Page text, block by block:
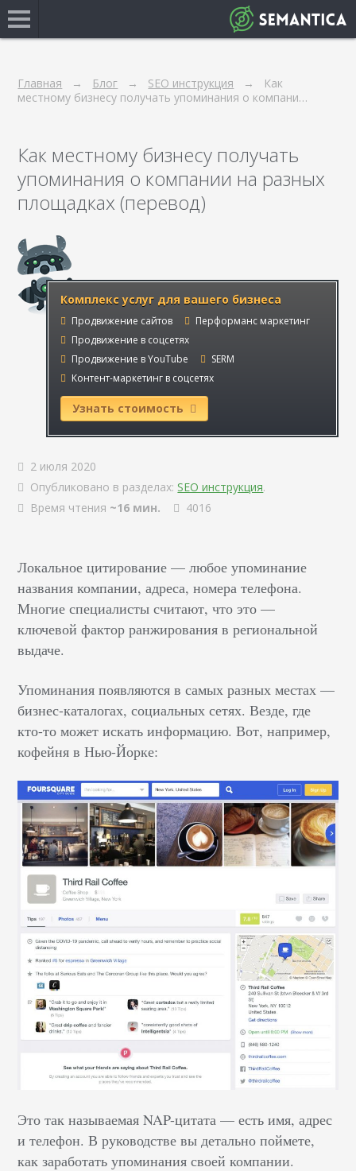
Главная Блог SEO инструкция
Как
местному бизнесу получать упоминания о компани…
Как местному бизнесу получать
упоминания о компании на разных
площадках (перевод)
Комплекс услуг для вашего бизнеса
Продвижение сайтов
Перформанс маркетинг
Продвижение в соцсетях
Продвижение в YouTube
SERM
Контент-маркетинг в соцсетях
Узнать стоимость
2 июля 2020
Опубликовано в разделах: SEO инструкция.
Время чтения ~16 мин. 4016
Локальное цитирование — любое упоминание
названия компании, адреса, номера телефона.
Многие специалисты считают, что это —
ключевой фактор ранжирования в региональной
выдаче.
Упоминания появляются в самых разных местах —
бизнес-каталогах, социальных сетях. Везде, где
кто-то может искать информацию. Вот, например,
кофейня в Нью-Йорке:
Это так называемая NAP-цитата — есть имя, адрес
и телефон. В руководстве вы детально поймете,
как заработать упоминания своей компании.